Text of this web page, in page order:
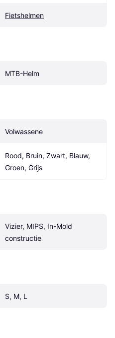
Fietshelmen
MTB-Helm
Volwassene
Rood, Bruin, Zwart, Blauw,
Groen, Grijs
Vizier, MIPS, In-Mold
constructie
S, M, L